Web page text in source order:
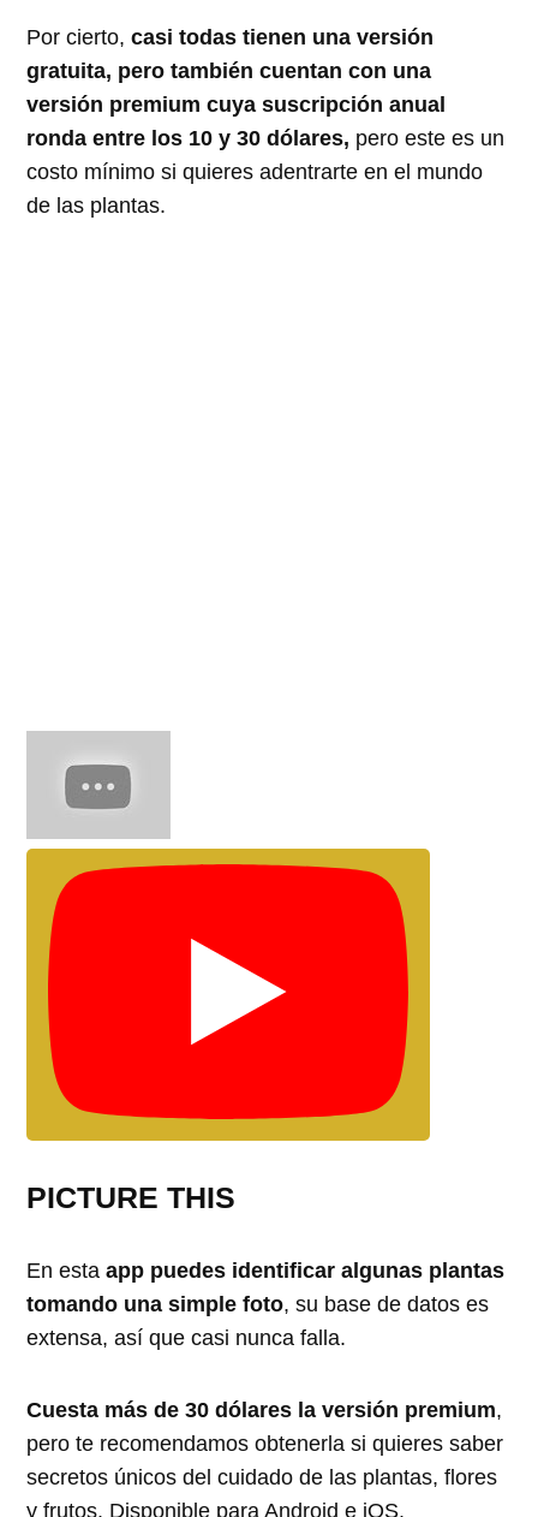
Por cierto,casi todas tienen una versión
gratuita, pero también cuentan con una
versión premium cuya suscripción anual
ronda entre los 10 y 30 dólares, pero este es un
costo mínimo si quieres adentrarte en el mundo
de las plantas.
PICTURE THIS
En estaapp puedes identificar algunas plantas
tomando una simple foto, su base de datos es
extensa, así que casi nunca falla.
Cuesta más de 30 dólares la versión premium,
pero te recomendamos obtenerla si quieres saber
secretos únicos del cuidado de las plantas, flores
y frutos. Disponible para Android e iOS.